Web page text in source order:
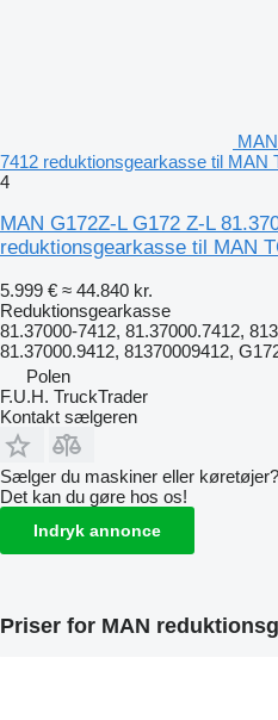
7412 reduktionsgearkasse til MAN
4
MAN G172Z-L G172 Z-L
reduktionsgearkasse til MAN
5.999 € ≈ 44.840 kr.
Reduktionsgearkasse
81.37000-7412, 81.37000.7412,
81.37000.9412, 81370009412,
Polen
F.U.H. TruckTrader
Kontakt sælgeren
Sælger du maskiner eller køretøjer?
Det kan du gøre hos os!
Indryk annonce
Priser for MAN